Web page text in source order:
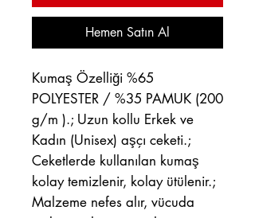
Hemen Satın Al
Kumaş Özelliği %65
POLYESTER / %35 PAMUK (200
g/m ).; Uzun kollu Erkek ve
Kadın (Unisex) aşçı ceketi.;
Ceketlerde kullanılan kumaş
kolay temizlenir, kolay ütülenir.;
Malzeme nefes alır, vücuda